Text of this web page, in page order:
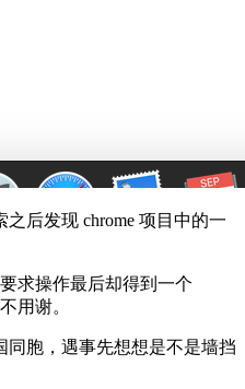
后发现 chrome 项目中的一
求操作最后却得到一个
用谢。
胞，遇事先想想是不是墙挡